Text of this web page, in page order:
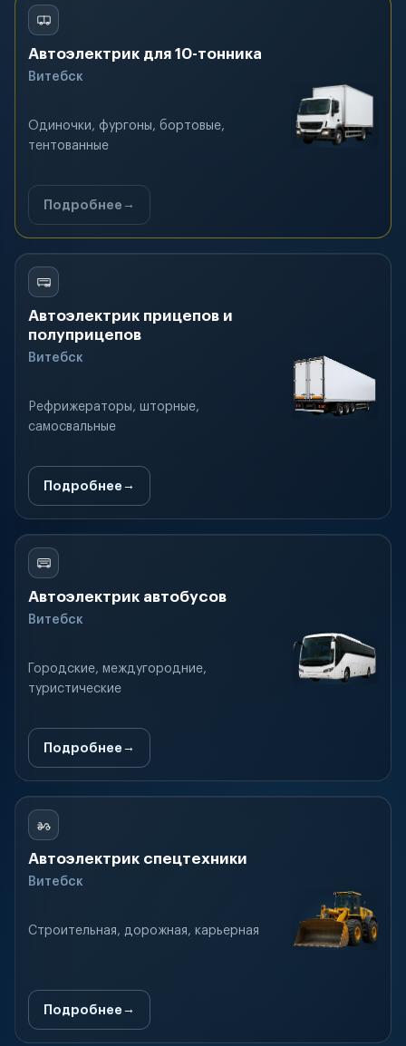
Автоэлектрик для 10-тонника
Витебск
Одиночки, фургоны, бортовые,
тентованные
Подробнее
Автоэлектрик прицепов и
полуприцепов
Витебск
Рефрижераторы, шторные,
самосвальные
Подробнее
Автоэлектрик автобусов
Витебск
Городские, междугородние,
туристические
Подробнее
Автоэлектрик спецтехники
Витебск
Строительная, дорожная, карьерная
Подробнее